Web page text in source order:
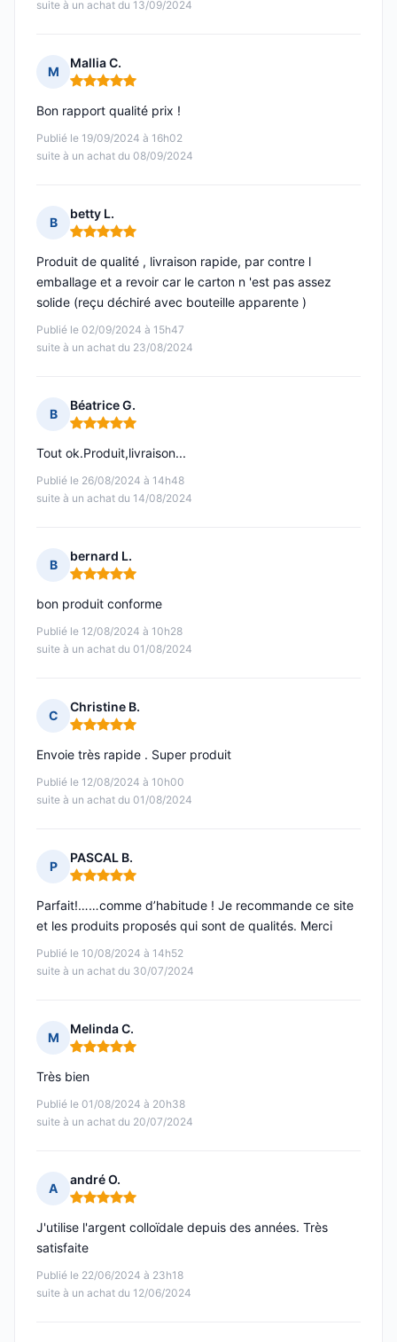
suite à un achat du 13/09/2024
M
Mallia C.
Note : 5 sur 5
Publié le 19/09/2024 à 16h02
suite à un achat du 08/09/2024
Bon rapport qualité prix !
B
betty L.
Note : 5 sur 5
Publié le 02/09/2024 à 15h47
suite à un achat du 23/08/2024
Produit de qualité , livraison rapide, par contre l
emballage et a revoir car le carton n 'est pas assez
solide (reçu déchiré avec bouteille apparente )
B
Béatrice G.
Note : 5 sur 5
Publié le 26/08/2024 à 14h48
suite à un achat du 14/08/2024
Tout ok.Produit,livraison...
B
bernard L.
Note : 5 sur 5
Publié le 12/08/2024 à 10h28
suite à un achat du 01/08/2024
bon produit conforme
C
Christine B.
Note : 5 sur 5
Publié le 12/08/2024 à 10h00
suite à un achat du 01/08/2024
Envoie très rapide . Super produit
P
PASCAL B.
Note : 5 sur 5
Publié le 10/08/2024 à 14h52
suite à un achat du 30/07/2024
Parfait!……comme d’habitude ! Je recommande ce site
et les produits proposés qui sont de qualités. Merci
M
Melinda C.
Note : 5 sur 5
Publié le 01/08/2024 à 20h38
suite à un achat du 20/07/2024
Très bien
A
andré O.
Note : 5 sur 5
Publié le 22/06/2024 à 23h18
suite à un achat du 12/06/2024
J'utilise l'argent colloïdale depuis des années. Très
satisfaite